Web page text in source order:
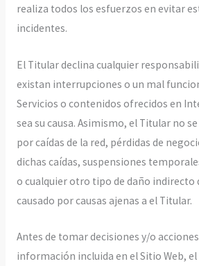
realiza todos los esfuerzos en evitar
incidentes.
El Titular declina cualquier
existan interrupciones o un mal
Servicios o contenidos ofrecidos en
sea su causa. Asimismo, el Titular no
por caídas de la red, pérdidas de
dichas caídas, suspensiones
o cualquier otro tipo de daño indirecto
causado por causas ajenas a el Titular.
Antes de tomar decisiones y/o
información incluida en el Sitio Web,